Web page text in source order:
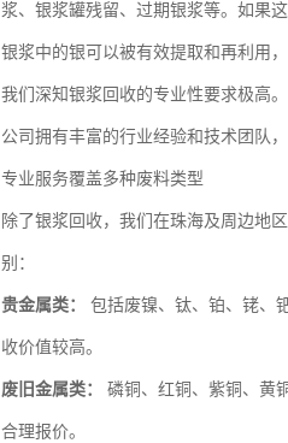
浆、银浆罐残留、过期银浆等。如果
银浆中的银可以被有效提取和再利用
我们深知银浆回收的专业性要求极高
公司拥有丰富的行业经验和技术团队
专业服务覆盖多种废料类型
除了银浆回收，我们在珠海及周边地
别：
贵金属类： 包括废镍、钛、铂、铑、
收价值较高。
废旧金属类： 磷铜、红铜、紫铜、黄
合理报价。